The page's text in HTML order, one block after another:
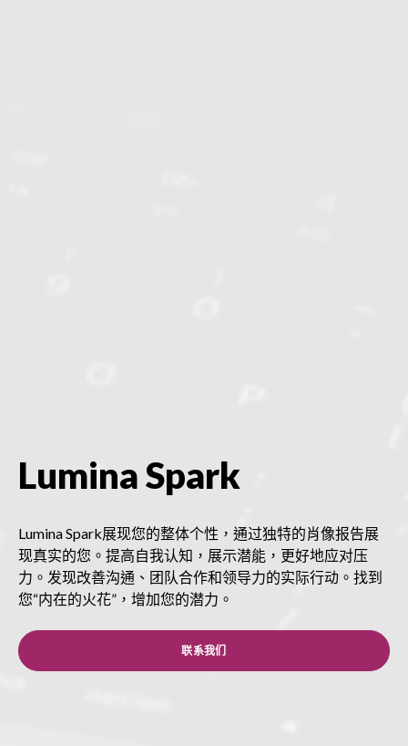
Lumina Spark
Lumina Spark展现您的整体个性，通过独特的肖像报告展
现真实的您。提高自我认知，展示潜能，更好地应对压
力。发现改善沟通、团队合作和领导力的实际行动。找到
您“内在的火花”，增加您的潜力。
联系我们